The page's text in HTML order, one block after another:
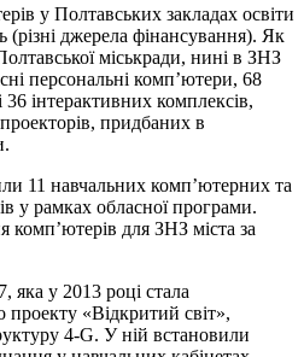
у Полтавських закладах освіти
(різні джерела фінансування). Як
міськради, нині в ЗНЗ
персональні комп’ютери, 68
інтерактивних комплексів,
придбаних в
11 навчальних комп’ютерних та
у рамках обласної програми.
комп’ютерів для ЗНЗ міста за
яка у 2013 році стала
«Відкритий світ»,
4-G. У ній встановили